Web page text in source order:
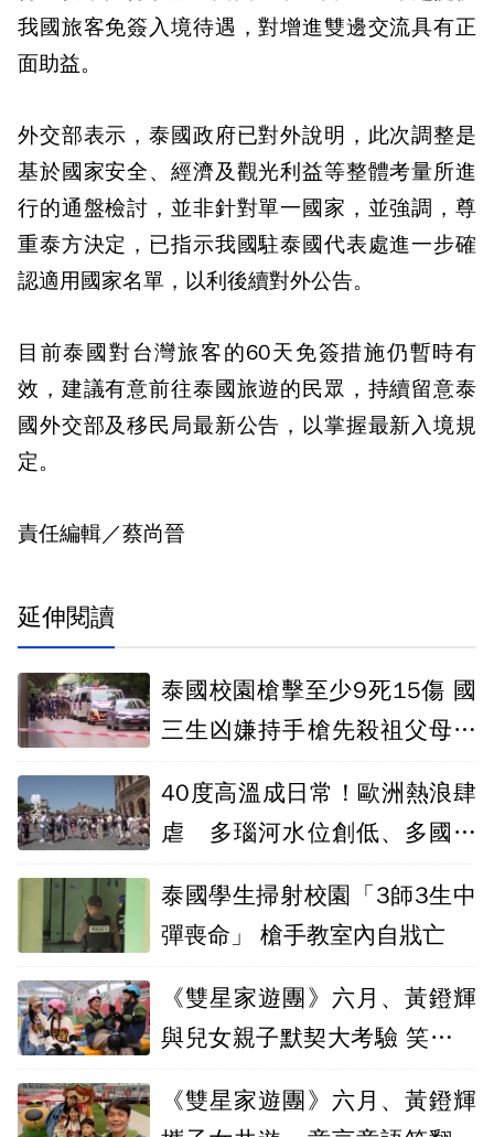
我國旅客免簽入境待遇，對增進雙邊交流具有正
面助益。
外交部表示，泰國政府已對外說明，此次調整是
基於國家安全、經濟及觀光利益等整體考量所進
行的通盤檢討，並非針對單一國家，並強調，尊
重泰方決定，已指示我國駐泰國代表處進一步確
認適用國家名單，以利後續對外公告。
目前泰國對台灣旅客的60天免簽措施仍暫時有
效，建議有意前往泰國旅遊的民眾，持續留意泰
國外交部及移民局最新公告，以掌握最新入境規
定。
責任編輯／蔡尚晉
延伸閱讀
泰國校園槍擊至少9死15傷 國
三生凶嫌持手槍先殺祖父母後
40度高溫成日常！歐洲熱浪肆
虐 多瑙河水位創低、多國引
泰國學生掃射校園「3師3生中
彈喪命」 槍手教室內自戕亡
《雙星家遊團》六月、黃鐙輝
與兒女親子默契大考驗 笑料百
《雙星家遊團》六月、黃鐙輝